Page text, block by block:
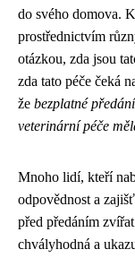
do svého domova.
prostřednictvím
otázkou, zda jsou
zda tato péče čeká
že bezplatné
veterinární péče
Mnoho lidí, kteří
odpovědnost a
před předáním
chvályhodná a